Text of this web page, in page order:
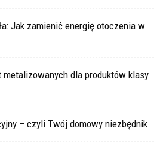
Jak zamienić energię otoczenia w
dla produktów klasy
– czyli Twój domowy niezbędnik